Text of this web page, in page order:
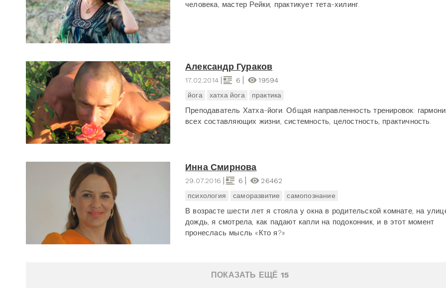
человека, мастер Рейки, практикует тета-хилинг.
Александр Гураков
17.02.2014 6
19594
йога
хатха йога практика
Преподаватель Хатха-йоги. Общая направленность тренировок:
всех составляющих жизни, системность, целостность, практичность.
Инна Смирнова
29.07.2016 6
26462
психология
саморазвитие самопознание
В возрасте шести лет я стояла у окна в родительской комнате, на
дождь, я смотрела, как падают капли на подоконник, и в этот момент
пронеслась мысль «Кто я?»
ПОКАЗАТЬ ЕЩЁ 15